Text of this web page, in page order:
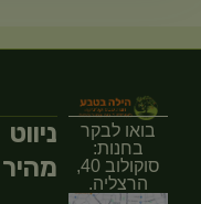
בואו לבקר
בחנות:
סוקולוב 40,
הרצליה.
ניווט
מהיר